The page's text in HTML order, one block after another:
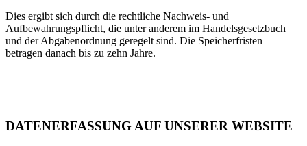
Dies ergibt sich durch die rechtliche Nachweis- und
Aufbewahrungspflicht, die unter anderem im Handelsgesetzbuch
und der Abgabenordnung geregelt sind. Die Speicherfristen
betragen danach bis zu zehn Jahre.
DATENERFASSUNG AUF UNSERER WEBSITE